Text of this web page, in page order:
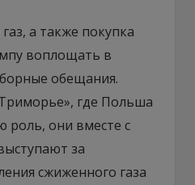
а также покупка
воплощать в
обещания.
где Польша
роль, они вместе с
за
сжиженного газа